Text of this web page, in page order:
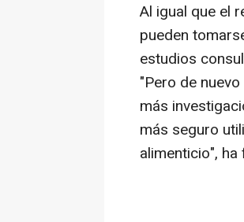
Al igual que el
pueden
estudios
"Pero de
más
más seguro
alimenticio", ha